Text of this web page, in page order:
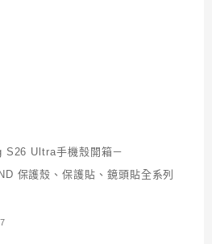
S26 Ultra手機殼開箱－
保護殼、保護貼、鏡頭貼全系列